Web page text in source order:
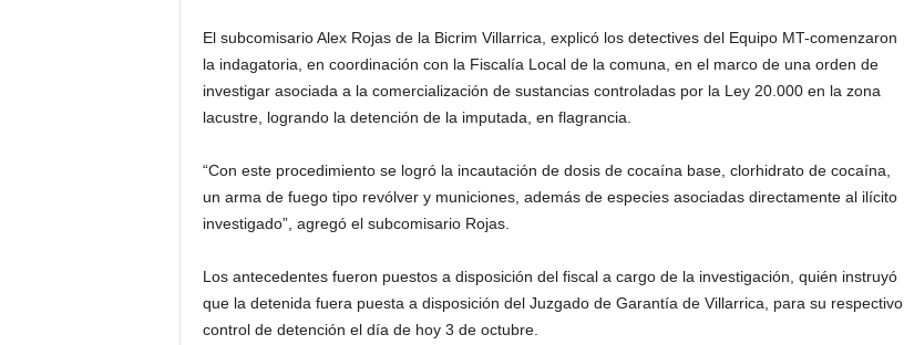
El subcomisario Alex Rojas de la Bicrim Villarrica, explicó los detectives del Equipo MT-comenzaron
la indagatoria, en coordinación con la Fiscalía Local de la comuna, en el marco de una orden de
investigar asociada a la comercialización de sustancias controladas por la Ley 20.000 en la zona
lacustre, logrando la detención de la imputada, en flagrancia.
“Con este procedimiento se logró la incautación de dosis de cocaína base, clorhidrato de cocaína,
un arma de fuego tipo revólver y municiones, además de especies asociadas directamente al ilícito
investigado”, agregó el subcomisario Rojas.
Los antecedentes fueron puestos a disposición del fiscal a cargo de la investigación, quién instruyó
que la detenida fuera puesta a disposición del Juzgado de Garantía de Villarrica, para su respectivo
control de detención el día de hoy 3 de octubre.